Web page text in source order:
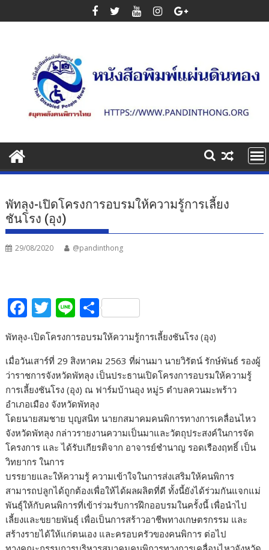
to
พัทลุง-เปิดโครงการอบรมให้ความรู้การเลี้ยง
ชันโรง (อุง)
29/08/2020 @pandinthong
F
ac
e
b
o
o
k
T
itt
er
Li
e
S
h
ar
e
พัทลุง-เปิดโครงการอบรมให้ความรู้การเลี้ยงชันโรง (อุง)
เมื่อวันเสาร์ที่ 29 สิงหาคม 2563 ที่ผ่านมา นายวิรัตน์ รักษ์พันธ์ รองผู้
ว่าราชการจังหวัดพัทลุง เป็นประธานเปิดโครงการอบรมให้ความรู้
การเลี้ยงชันโรง (อุง) ณ ฟาร์มบ้านอุง หมู่5 ตำบลควนมะพร้าว
อำเภอเมือง จังหวัดพัทลุง
โดยนายสมชาย บุญสนิท นายกสมาคมคนพิการทางการเคลื่อนไหว
จังหวัดพัทลุง กล่าวรายงานความเป็นมาและวัตถุประสงค์ในการจัด
โครงการ และ ได้รับเกียรติจาก อาจารย์ชำนาญ รอดเรืองฤทธิ์ เป็น
วิทยากร ในการ
บรรยายและให้ความรู้ ความเข้าใจในการส่งเสริมให้คนพิการ
สามารถปลูกได้ถูกต้องเพื่อให้ได้ผลผลิตที่ดี ทั้งนี้ยังได้ร่วมกันแจกแม่
พันธ์ุให้กับคนพิการที่เข้าร่วมรับการฝึกออบรมในครั้งนี้ เพื่อนำไป
เลี้ยงและขยายพันธุ์ เพื่อเป็นการสร้าวอาชีพทางเกษตรกรรม และ
สร้างรายได้ให้แก่ตนเอง และครอบครัวของคนพิการ ต่อไป